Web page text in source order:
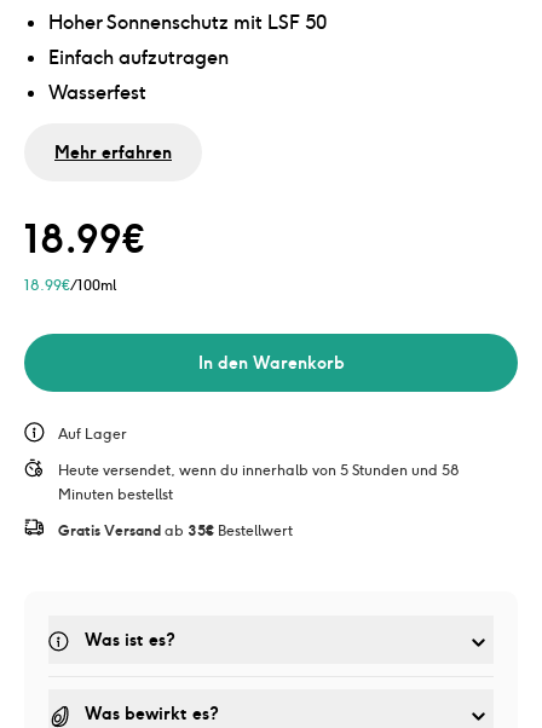
Hoher Sonnenschutz mit LSF 50
Einfach aufzutragen
Wasserfest
Mehr erfahren
18.99€
18.99€/100ml
In den Warenkorb
Auf Lager
Heute versendet, wenn du innerhalb von 5 Stunden und 58
Minuten bestellst
Gratis Versand ab 35€ Bestellwert
Was ist es?
Was bewirkt es?